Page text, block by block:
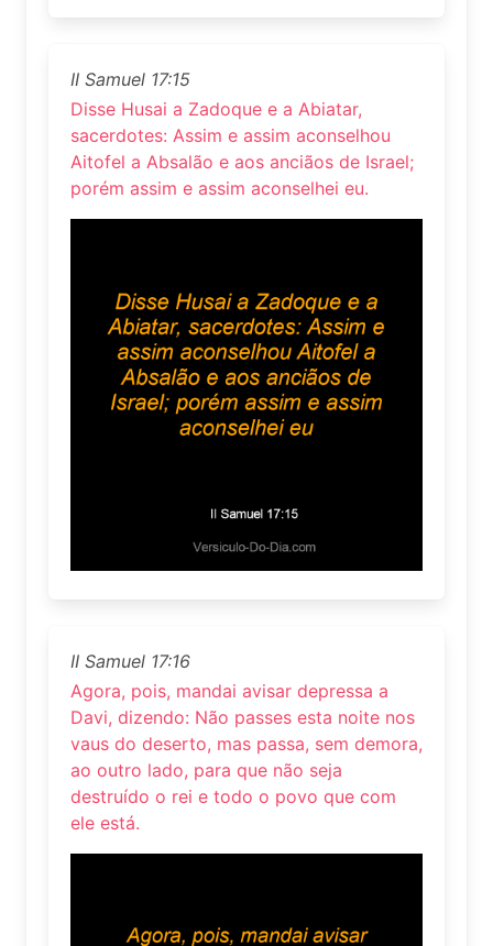
II Samuel 17:15
Disse Husai a Zadoque e a Abiatar,
sacerdotes: Assim e assim aconselhou
Aitofel a Absalão e aos anciãos de Israel;
porém assim e assim aconselhei eu.
II Samuel 17:16
Agora, pois, mandai avisar depressa a
Davi, dizendo: Não passes esta noite nos
vaus do deserto, mas passa, sem demora,
ao outro lado, para que não seja
destruído o rei e todo o povo que com
ele está.